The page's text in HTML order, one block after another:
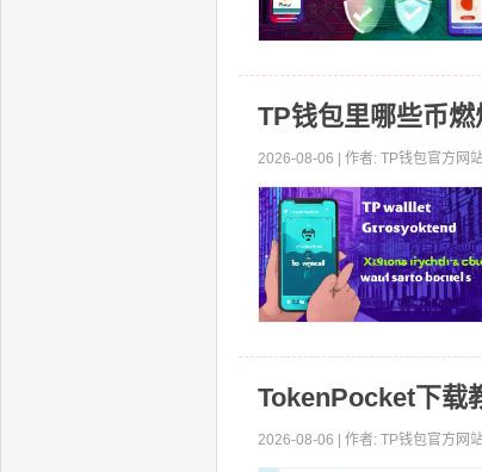
TP钱包里哪些币燃
2026-08-06 | 作者: TP钱包官方网站
TokenPocket下载
2026-08-06 | 作者: TP钱包官方网站